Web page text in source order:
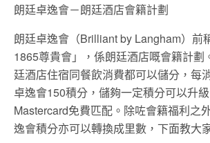
朗廷卓逸會－朗廷酒店會籍計劃
朗廷卓逸會（Brilliant by Langham）前
1865尊貴會」，係朗廷酒店嘅會籍計劃
廷酒店住宿同餐飲消費都可以儲分，每
卓逸會150積分，儲夠一定積分可以升
Mastercard免費匹配。除咗會籍福利之
逸會積分亦可以轉換成里數，下面教大